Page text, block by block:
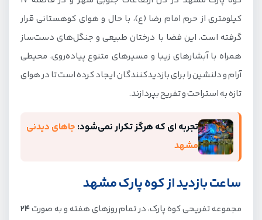
کیلومتری از حرم امام رضا (ع)، با حال و هوای کوهستانی قرار
گرفته است. این فضا با درختان طبیعی و جنگل‌های دست‌ساز
همراه با آبشارهای زیبا و مسیرهای متنوع پیاده‌روی، محیطی
آرام و دلنشین را برای بازدیدکنندگان ایجاد کرده است تا در هوای
تازه به استراحت و تفریح بپردازند.
تجربه ای که هرگز تکرار نمی‌شود: جاهای دیدنی
مشهد
ساعت بازدید از کوه پارک مشهد
مجموعه تفریحی کوه پارک، در تمام روزهای هفته و به صورت24